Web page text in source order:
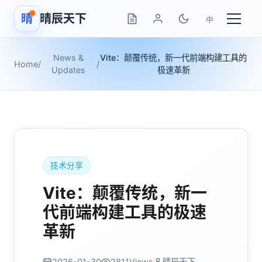
晴 晴辰天下 中
Home/
News &
Updates
/
Vite：颠覆传统，新一代前端构建工具的
极速革新
技术分享
Vite：颠覆传统，新一
代前端构建工具的极速
革新